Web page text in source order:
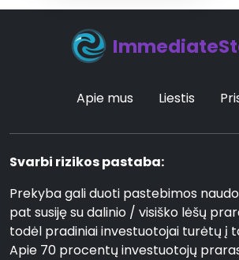
Apie mus Liestis
Svarbi rizikos pastaba:
Prekyba gali duoti pastebimos
pat susiję su dalinio / visiško lėšų
todėl pradiniai investuotojai turėtų į
Apie 70 procentų investuotojų